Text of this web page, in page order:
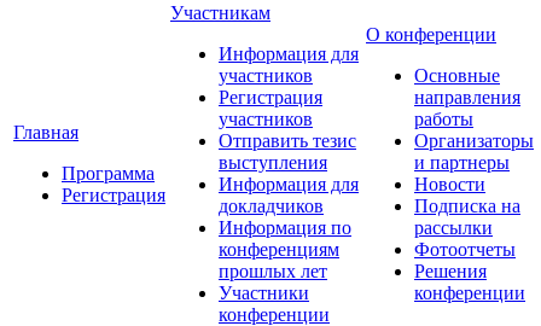
Главная
Программа
Регистрация
Участникам
Информация для
участников
Регистрация
участников
Отправить тезис
выступления
Информация для
докладчиков
Информация по
конференциям
прошлых лет
Участники
конференции
О конференции
Основные
направления
работы
Организаторы
и партнеры
Новости
Подписка на
рассылки
Фотоотчеты
Решения
конференции